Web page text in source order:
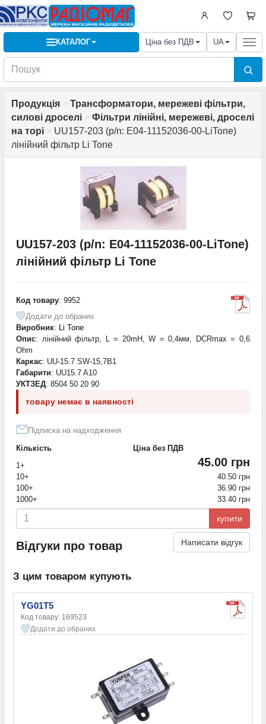
КАТАЛОГ Ціна без ПДВ UA
Продукція > Трансформатори, мережеві фільтри,
силові дроселі > Фільтри лінійні, мережеві, дроселі
на торі > UU157-203 (p/n: E04-11152036-00-LiTone)
лінійний фільтр Li Tone
UU157-203 (p/n: E04-11152036-00-LiTone)
лінійний фільтр Li Tone
Код товару: 9952
Додати до обраних
Виробник: Li Tone
Опис: лінійний фільтр, L = 20mH, W = 0,4мм, DCRmax = 0,6
Ohm
Каркас: UU-15.7 SW-15,7B1
Габарити: UU15.7 A10
УКТЗЕД: 8504 50 20 90
товару немає в наявності
Підписка на надходження
Кількість
Ціна без ПДВ
1+
45.00 грн
10+
40.50 грн
100+
36.90 грн
1000+
33.40 грн
купити
Відгуки про товар Написати відгук
З цим товаром купують
YG01T5
Код товару: 169523
Додати до обраних